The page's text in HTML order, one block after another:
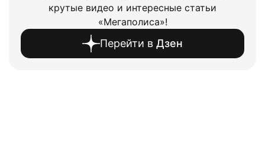
крутые видео и интересные статьи
«Мегаполиса»!
Перейти в Дзен